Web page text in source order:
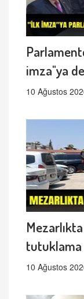
imza"ya
10 Ağustos
tutuklama
10 Ağustos